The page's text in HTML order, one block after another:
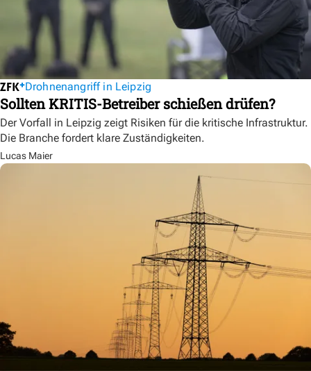
Drohnenangriff in Leipzig
Sollten KRITIS-Betreiber schießen drüfen?
Der Vorfall in Leipzig zeigt Risiken für die kritische Infrastruktur.
Die Branche fordert klare Zuständigkeiten.
Lucas Maier